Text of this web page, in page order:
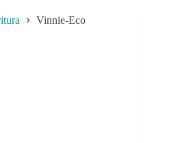
Vinnie-Eco